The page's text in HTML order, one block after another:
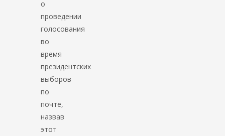
о
проведении
голосования
во
время
президентских
выборов
по
почте,
назвав
этот